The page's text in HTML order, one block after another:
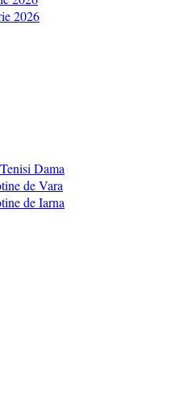
2026
Dama
de Vara
de Iarna